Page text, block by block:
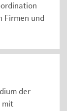
Firmen und
der
mit